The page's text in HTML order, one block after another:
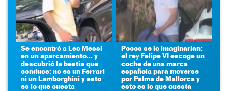
Se encontró a Leo Messi
en un aparcamiento... y
descubrió la bestia que
conduce: no es un Ferrari
ni un Lamborghini y esto
es lo que cuesta
Pocos se lo imaginarían:
el rey Felipe VI escoge un
coche de una marca
española para moverse
por Palma de Mallorca y
esto es lo que cuesta